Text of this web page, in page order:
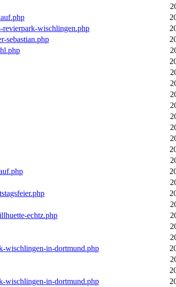
revierpark-wischlingen.php
sebastian.php
echtz.php
wischlingen-in-dortmund.php
wischlingen-in-dortmund.php